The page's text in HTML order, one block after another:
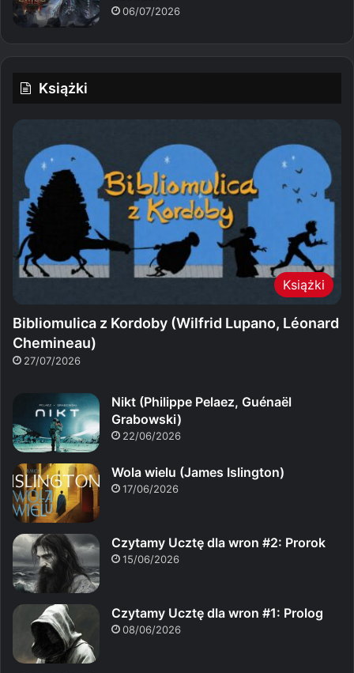
06/07/2026
Książki
Książki
Bibliomulica z Kordoby (Wilfrid Lupano, Léonard
Chemineau)
27/07/2026
Nikt (Philippe Pelaez, Guénaël
Grabowski)
22/06/2026
Wola wielu (James Islington)
17/06/2026
Czytamy Ucztę dla wron #2: Prorok
15/06/2026
Czytamy Ucztę dla wron #1: Prolog
08/06/2026